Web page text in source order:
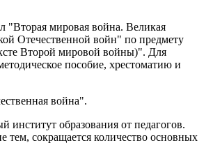
"Вторая мировая война. Великая
Отечественной войн" по предмету
Второй мировой войны)". Для
пособие, хрестоматию и
война".
образования от педагогов.
тем, сокращается количество основных